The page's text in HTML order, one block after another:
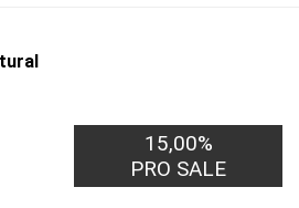
15,00%
PRO SALE